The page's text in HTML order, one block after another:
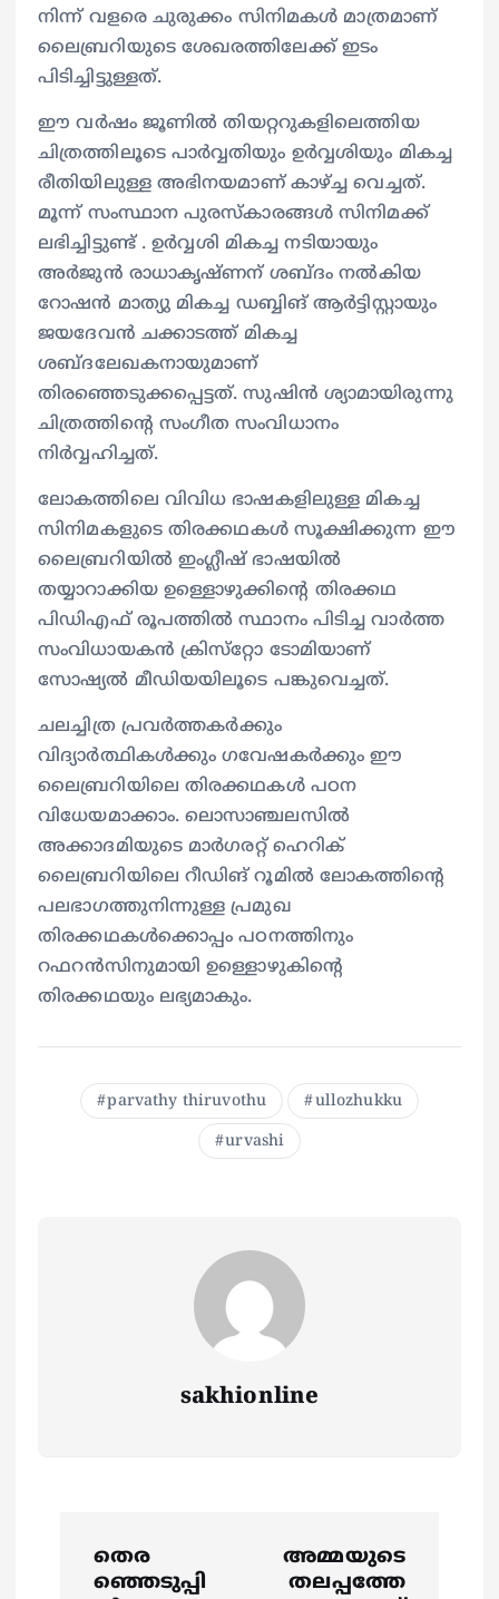
നിന്ന് വളരെ ചുരുക്കം സിനിമകൾ മാത്രമാണ്
ലൈബ്രറിയുടെ ശേഖരത്തിലേക്ക് ഇടം
പിടിച്ചിട്ടുള്ളത്.
ഈ വർഷം ജൂണ‍ില്‍ തിയറ്ററുകളിലെത്തിയ
ചിത്രത്തിലൂടെ പാർവ്വതിയും ഉർവ്വശിയും മികച്ച
രീതിയിലുള്ള അഭിനയമാണ് കാഴ്ച്ച വെച്ചത്.
മൂന്ന് സംസ്ഥാന പുരസ്കാരങ്ങൾ സിനിമക്ക്
ലഭിച്ചിട്ടുണ്ട് . ഉർവ്വശി മികച്ച നടിയായും
അർജുൻ രാധാകൃഷ്ണന് ശബ്ദം നൽകിയ
റോഷൻ മാത്യു മികച്ച ഡബ്ബിങ് ആർട്ടിസ്റ്റായും
ജയദേവൻ ചക്കാടത്ത് മികച്ച
ശബ്ദലേഖകനായുമാണ്
തിരഞ്ഞെടുക്കപ്പെട്ടത്. സുഷിൻ ശ്യാമായിരുന്നു
ചിത്രത്തിന്റെ സംഗീത സംവിധാനം
നിർവ്വഹിച്ചത്.
ലോകത്തിലെ വിവിധ ഭാഷകളിലുള്ള മികച്ച
സിനിമകളുടെ തിരക്കഥകൾ സൂക്ഷിക്കുന്ന ഈ
ലൈബ്രറിയിൽ ഇംഗ്ലീഷ് ഭാഷയിൽ
തയ്യാറാക്കിയ ഉള്ളൊഴുക്കിന്റെ തിരക്കഥ
പിഡിഎഫ് രൂപത്തിൽ സ്ഥാനം പിടിച്ച വാർത്ത
സംവിധായകൻ ക്രിസ്‌റ്റോ ടോമിയാണ്
സോഷ്യൽ മീഡിയയിലൂടെ പങ്കുവെച്ചത്.
ചലച്ചിത്ര പ്രവർത്തകർക്കും
വിദ്യാർത്ഥികൾക്കും ഗവേഷകർക്കും ഈ
ലൈബ്രറിയിലെ തിരക്കഥകൾ പഠന
വിധേയമാക്കാം. ലൊസാഞ്ചലസില്‍
അക്കാദമിയുടെ മാര്‍ഗരറ്റ് ഹെറിക്
ലൈബ്രറിയിലെ റീഡിങ് റൂമില്‍ ലോകത്തിന്റെ
പലഭാഗത്തുനിന്നുള്ള പ്രമുഖ
തിരക്കഥകള്‍ക്കൊപ്പം പഠനത്തിനും
റഫറന്‍സിനുമായി ഉള്ളൊഴുകിന്റെ
തിരക്കഥയും ലഭ്യമാകും.
parvathy thiruvothu ullozhukku
urvashi
sakhionline
തെര
ഞ്ഞെടുപ്പി
അമ്മയുടെ
തലപ്പത്തേ